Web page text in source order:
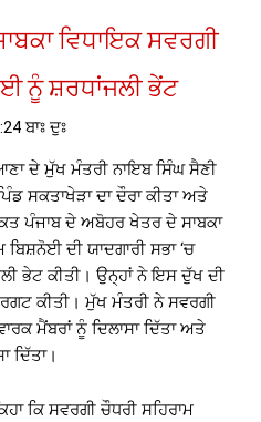
ਵਿਧਾਇਕ ਸਵਰਗੀ
ਨੂੰ ਸ਼ਰਧਾਂਜਲੀ ਭੇਂਟ
ਬਾਃ ਦੁਃ
ਦੇ ਮੁੱਖ ਮੰਤਰੀ ਨਾਇਬ ਸਿੰਘ ਸੈਣੀ
ਸਕਤਾਖੇੜਾ ਦਾ ਦੌਰਾ ਕੀਤਾ ਅਤੇ
ਪੰਜਾਬ ਦੇ ਅਬੋਹਰ ਖੇਤਰ ਦੇ ਸਾਬਕਾ
ਦੀ ਯਾਦਗਾਰੀ ਸਭਾ ‘ਚ
ਭੇਟ ਕੀਤੀ। ਉਨ੍ਹਾਂ ਨੇ ਇਸ ਦੁੱਖ ਦੀ
ਕੀਤੀ। ਮੁੱਖ ਮੰਤਰੀ ਨੇ ਸਵਰਗੀ
ਮੈਂਬਰਾਂ ਨੂੰ ਦਿਲਾਸਾ ਦਿੱਤਾ ਅਤੇ
ਦਿੱਤਾ।
ਕਿ ਸਵਰਗੀ ਚੌਧਰੀ ਸਹਿਰਾਮ